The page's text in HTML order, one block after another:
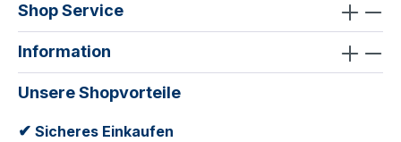
Shop Service
Information
Unsere Shopvorteile
✔ Sicheres Einkaufen